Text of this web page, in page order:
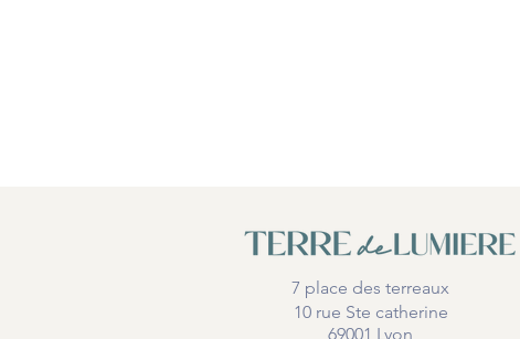
7 place des terreaux
10 rue Ste catherine
69001 Lyon